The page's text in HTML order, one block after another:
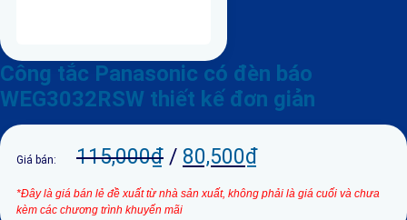
Công tắc Panasonic có đèn báo
WEG3032RSW thiết kế đơn giản
Giá bán: 115,000₫ / 80,500₫
*Đây là giá bán lẻ đề xuất từ nhà sản xuất, không phải là giá cuối và chưa
kèm các chương trình khuyến mãi